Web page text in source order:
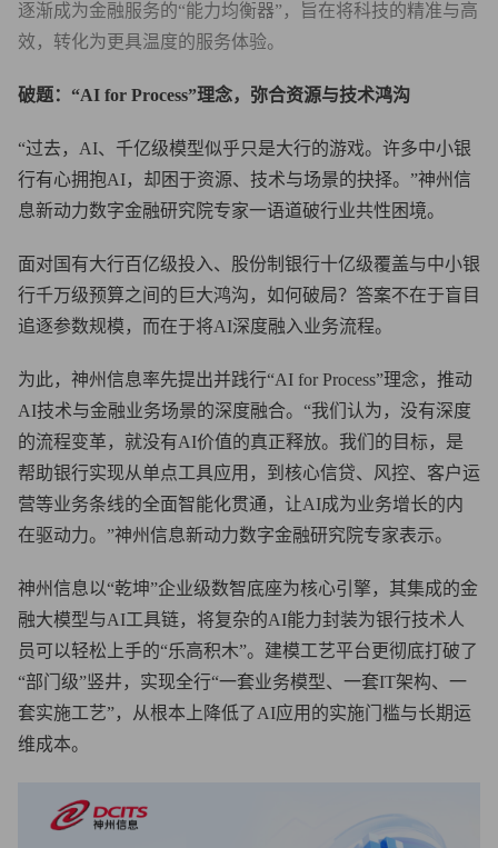
逐渐成为金融服务的“能力均衡器”，旨在将科技的精准与高
效，转化为更具温度的服务体验。
破题：“AI for Process”理念，弥合资源与技术鸿沟
“过去，AI、千亿级模型似乎只是大行的游戏。许多中小银
行有心拥抱AI，却困于资源、技术与场景的抉择。”神州信
息新动力数字金融研究院专家一语道破行业共性困境。
面对国有大行百亿级投入、股份制银行十亿级覆盖与中小银
行千万级预算之间的巨大鸿沟，如何破局？答案不在于盲目
追逐参数规模，而在于将AI深度融入业务流程。
为此，神州信息率先提出并践行“AI for Process”理念，推动
AI技术与金融业务场景的深度融合。“我们认为，没有深度
的流程变革，就没有AI价值的真正释放。我们的目标，是
帮助银行实现从单点工具应用，到核心信贷、风控、客户运
营等业务条线的全面智能化贯通，让AI成为业务增长的内
在驱动力。”神州信息新动力数字金融研究院专家表示。
神州信息以“乾坤”企业级数智底座为核心引擎，其集成的金
融大模型与AI工具链，将复杂的AI能力封装为银行技术人
员可以轻松上手的“乐高积木”。建模工艺平台更彻底打破了
“部门级”竖井，实现全行“一套业务模型、一套IT架构、一
套实施工艺”，从根本上降低了AI应用的实施门槛与长期运
维成本。